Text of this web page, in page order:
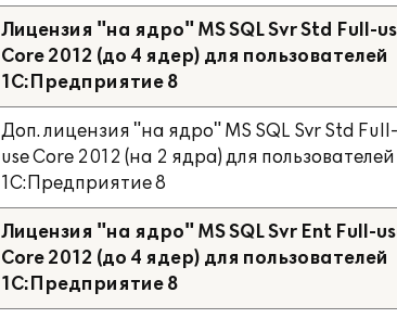
Лицензия "на ядро" MS SQL Svr Std Full-
Core 2012 (до 4 ядер) для пользователей
1С:Предприятие 8
Доп. лицензия "на ядро" MS SQL Svr Std Full-
use Core 2012 (на 2 ядра) для пользователей
1С:Предприятие 8
Лицензия "на ядро" MS SQL Svr Ent Full-
Core 2012 (до 4 ядер) для пользователей
1С:Предприятие 8